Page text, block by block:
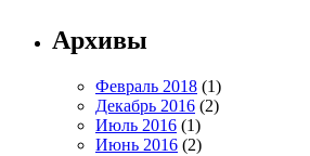
Архивы
Февраль 2018 (1)
Декабрь 2016 (2)
Июль 2016 (1)
Июнь 2016 (2)